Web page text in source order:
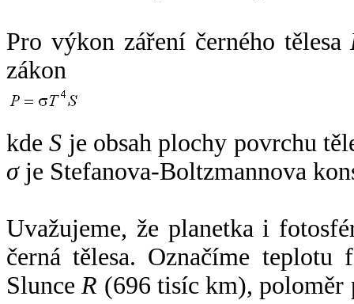
Pro výkon záření černého tělesa
zákon
kdeS je obsah plochy povrchu
σje Stefanova-Boltzmannova
Uvažujeme, že planetka i
černá tělesa. Označíme
SlunceR (696 tisíc km),